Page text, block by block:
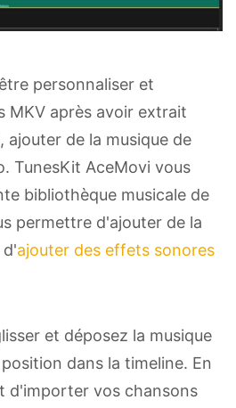
personnaliser et
MKV après avoir extrait
ajouter de la musique de
TunesKit AceMovi vous
bibliothèque musicale de
permettre d'ajouter de la
d'ajouter des effets sonores
et déposez la musique
dans la timeline. En
d'importer vos chansons